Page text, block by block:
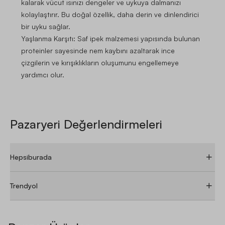
kalarak vücut ısınızı dengeler ve uykuya dalmanızı
kolaylaştırır. Bu doğal özellik, daha derin ve dinlendirici
bir uyku sağlar.
Yaşlanma Karşıtı: Saf ipek malzemesi yapısında bulunan
proteinler sayesinde nem kaybını azaltarak ince
çizgilerin ve kırışıklıkların oluşumunu engellemeye
yardımcı olur.
Pazaryeri Değerlendirmeleri
Hepsiburada
ÜRÜN YORUMLARI
4
Trendyol